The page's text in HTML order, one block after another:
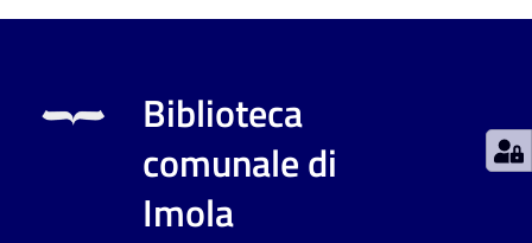
Catalogo
Biblioteca
comunale di
Imola